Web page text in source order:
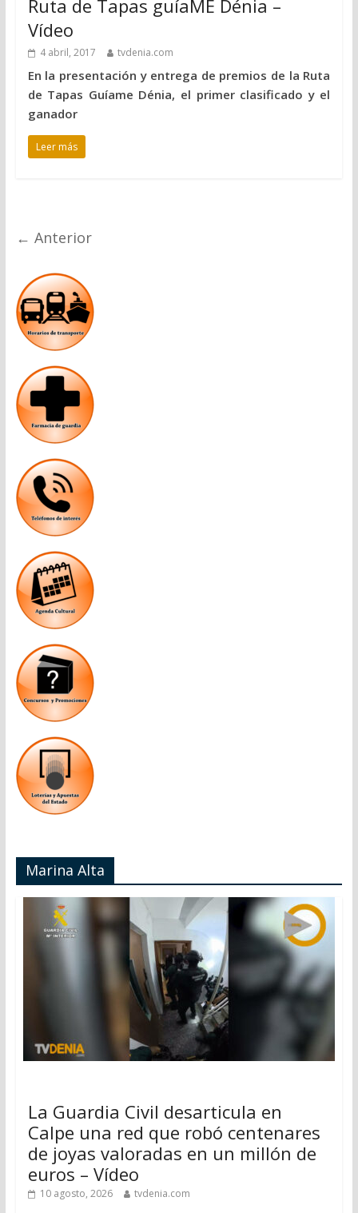
Ruta de Tapas guíaME Dénia –
Vídeo
4 abril, 2017 tvdenia.com
En la presentación y entrega de premios de la Ruta
de Tapas Guíame Dénia, el primer clasificado y el
ganador
Leer más
← Anterior
Marina Alta
La Guardia Civil desarticula en
Calpe una red que robó centenares
de joyas valoradas en un millón de
euros – Vídeo
10 agosto, 2026 tvdenia.com